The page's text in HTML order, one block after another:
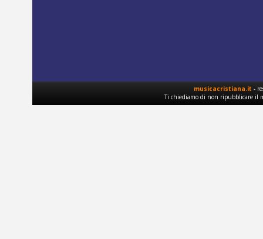
musicacristiana.it -
Ti chiediamo di non ripubblicare il